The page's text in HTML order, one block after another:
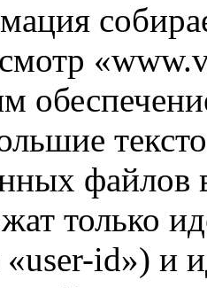
файлов
только
id») и